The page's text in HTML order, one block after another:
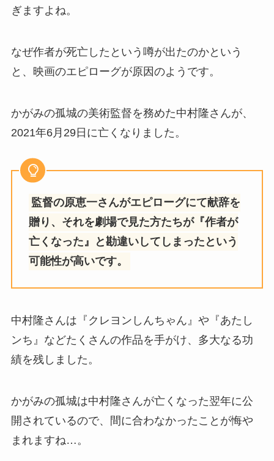
ぎますよね。
なぜ作者が死亡したという噂が出たのかという
と、映画のエピローグが原因のようです。
かがみの孤城の美術監督を務めた中村隆さんが、
2021年6月29日に亡くなりました。
監督の原恵一さんがエピローグにて献辞を
贈り、それを劇場で見た方たちが『作者が
亡くなった』と勘違いしてしまったという
可能性が高いです。
中村隆さんは『クレヨンしんちゃん』や『あたし
ンち』などたくさんの作品を手がけ、多大なる功
績を残しました。
かがみの孤城は中村隆さんが亡くなった翌年に公
開されているので、間に合わなかったことが悔や
まれますね…。